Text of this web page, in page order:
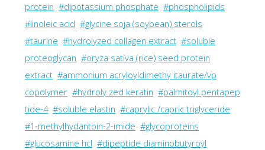
protein #dipotassium phosphate #phospholipids
#linoleic acid #glycine soja (soybean) sterols
#taurine #hydrolyzed collagen extract #soluble
proteoglycan #oryza sativa (rice) seed protein
extract #ammonium acryloyldimethy itaurate/vp
copolymer #hydroly zed keratin #palmitoyl pentapep
tide-4 #soluble elastin #caprylic /capric triglyceride
#1-methylhydantoin-2-imide #glycoproteins
#glucosamine hcl #dipeptide diaminobutyroyl